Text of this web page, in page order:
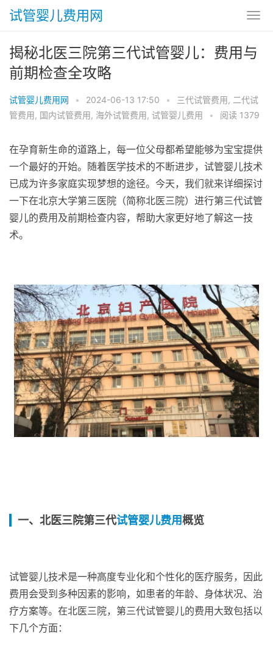
试管婴儿费用网
揭秘北医三院第三代试管婴儿：费用与
前期检查全攻略
试管婴儿费用网 • 2024-06-13 17:50 • 三代试管费用, 二代试
管费用, 国内试管费用, 海外试管费用, 试管婴儿费用 • 阅读 1379
在孕育新生命的道路上，每一位父母都希望能够为宝宝提供
一个最好的开始。随着医学技术的不断进步，试管婴儿技术
已成为许多家庭实现梦想的途径。今天，我们就来详细探讨
一下在北京大学第三医院（简称北医三院）进行第三代试管
婴儿的费用及前期检查内容，帮助大家更好地了解这一技
术。
一、北医三院第三代试管婴儿费用概览
试管婴儿技术是一种高度专业化和个性化的医疗服务，因此
费用会受到多种因素的影响，如患者的年龄、身体状况、治
疗方案等。在北医三院，第三代试管婴儿的费用大致包括以
下几个方面：